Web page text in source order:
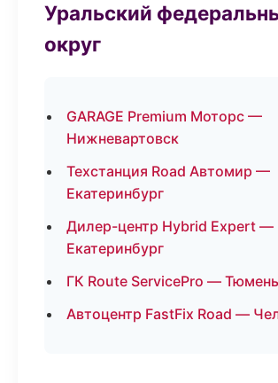
Уральский
округ
GARAGE Premium Моторс —
Нижневартовск
Техстанция Road Автомир —
Екатеринбург
Дилер-центр Hybrid Expert —
Екатеринбург
ГК Route ServicePro — Тюмень
Автоцентр FastFix Road —